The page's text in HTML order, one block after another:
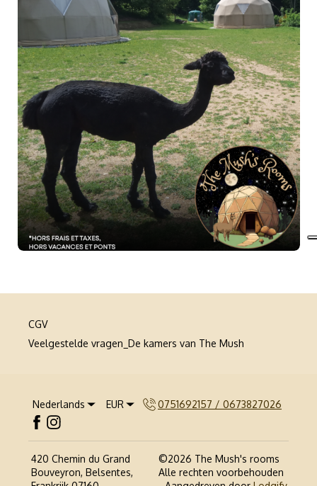
CGV
Veelgestelde vragen_De kamers van The Mush
Nederlands EUR 0751692157 / 0673827026
420 Chemin du Grand
Bouveyron, Belsentes,
©2026 The Mush's rooms
Alle rechten voorbehouden